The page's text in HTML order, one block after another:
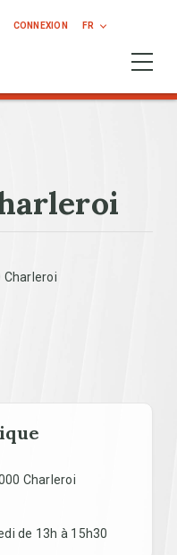
Ouvrir
CONNEXION FR
Charleroi
Charleroi
de 13h à 15h30